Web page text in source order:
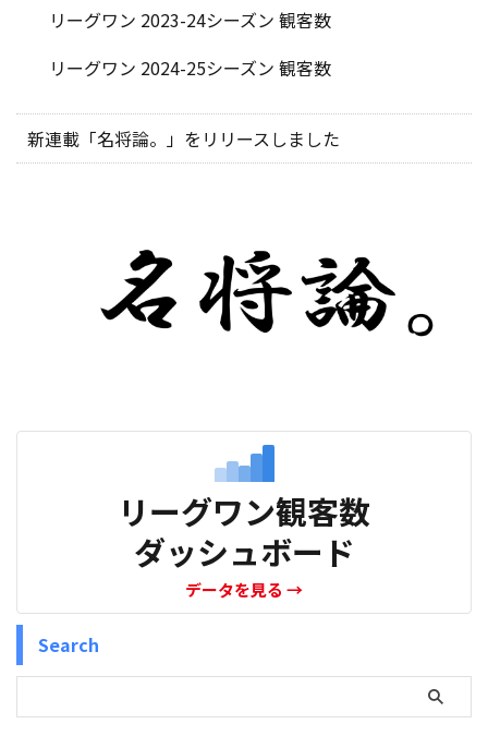
リーグワン 2023-24シーズン 観客数
リーグワン 2024-25シーズン 観客数
新連載「名将論。」をリリースしました
リーグワン観客数
ダッシュボード
データを見る →
Search